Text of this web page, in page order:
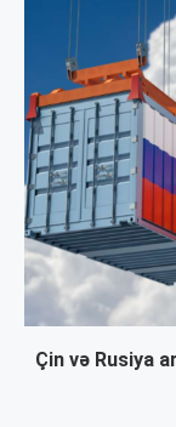
Çin və Rusiya